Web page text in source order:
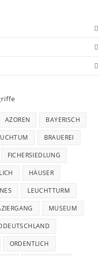
AZOREN BAYERISCH
BRAUEREI
FICHERSIEDLUNG
HÄUSER
LEUCHTTURM
MUSEUM
ORDENTLICH